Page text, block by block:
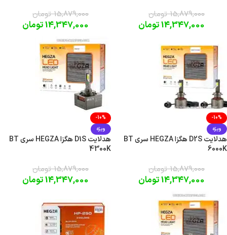
15,879,000 تومان
14,347,000تومان
15,879,000 تومان
14,347,000تومان
-10%
ویژه
هدلایت D2S هگزا HEGZA سری BT
6000K
15,879,000 تومان
14,347,000تومان
-10%
ویژه
هدلایت D1S هگزا HEGZA سری BT
4300K
15,879,000 تومان
14,347,000تومان